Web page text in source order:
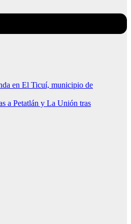
en El Ticuí, municipio de
a Petatlán y La Unión tras